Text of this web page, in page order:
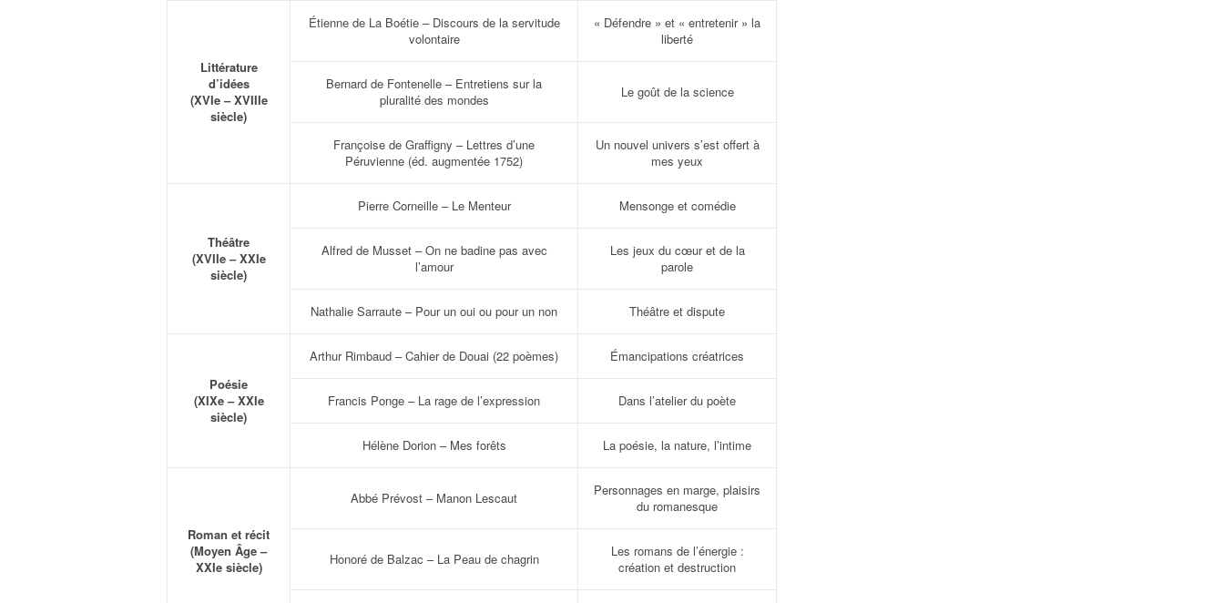
Littérature
d’idées
(XVIe – XVIIIe
siècle)
Étienne de La Boétie – Discours de la servitude
volontaire
« Défendre » et « entretenir » la
liberté
Bernard de Fontenelle – Entretiens sur la
pluralité des mondes
Le goût de la science
Françoise de Graffigny – Lettres d’une
Péruvienne (éd. augmentée 1752)
Un nouvel univers s’est offert à
mes yeux
Théâtre
(XVIIe – XXIe
siècle)
Pierre Corneille – Le Menteur Mensonge et comédie
Alfred de Musset – On ne badine pas avec
l’amour
Les jeux du cœur et de la
parole
Nathalie Sarraute – Pour un oui ou pour un non Théâtre et dispute
Poésie
(XIXe – XXIe
siècle)
Arthur Rimbaud – Cahier de Douai (22 poèmes) Émancipations créatrices
Francis Ponge – La rage de l’expression Dans l’atelier du poète
Hélène Dorion – Mes forêts La poésie, la nature, l’intime
Roman et récit
(Moyen Âge –
XXIe siècle)
Abbé Prévost – Manon Lescaut
Personnages en marge, plaisirs
du romanesque
Honoré de Balzac – La Peau de chagrin
Les romans de l’énergie :
création et destruction